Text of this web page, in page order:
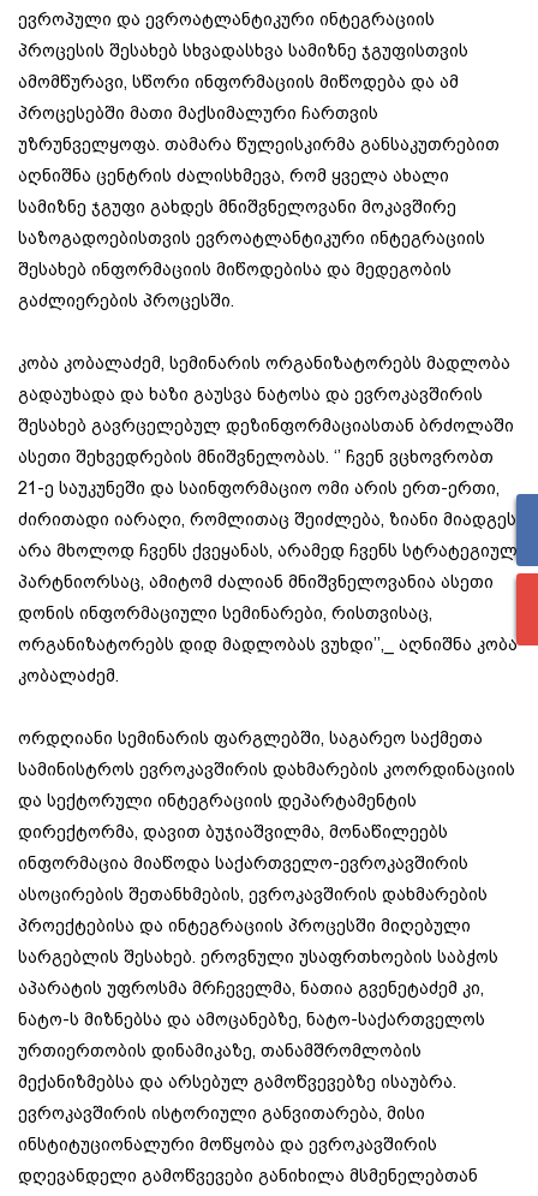
ევროპული და ევროატლანტიკური ინტეგრაციის
პროცესის შესახებ სხვადასხვა სამიზნე ჯგუფისთვის
ამომწურავი, სწორი ინფორმაციის მიწოდება და ამ
პროცესებში მათი მაქსიმალური ჩართვის
უზრუნველყოფა. თამარა წულეისკირმა განსაკუთრებით
აღნიშნა ცენტრის ძალისხმევა, რომ ყველა ახალი
სამიზნე ჯგუფი გახდეს მნიშვნელოვანი მოკავშირე
საზოგადოებისთვის ევროატლანტიკური ინტეგრაციის
შესახებ ინფორმაციის მიწოდებისა და მედეგობის
გაძლიერების პროცესში.
კობა კობალაძემ, სემინარის ორგანიზატორებს მადლობა
გადაუხადა და ხაზი გაუსვა ნატოსა და ევროკავშირის
შესახებ გავრცელებულ დეზინფორმაციასთან ბრძოლაში
ასეთი შეხვედრების მნიშვნელობას. ‘’ ჩვენ ვცხოვრობთ
21-ე საუკუნეში და საინფორმაციო ომი არის ერთ-ერთი,
ძირითადი იარაღი, რომლითაც შეიძლება, ზიანი მიადგეს
არა მხოლოდ ჩვენს ქვეყანას, არამედ ჩვენს სტრატეგიულ
პარტნიორსაც, ამიტომ ძალიან მნიშვნელოვანია ასეთი
დონის ინფორმაციული სემინარები, რისთვისაც,
ორგანიზატორებს დიდ მადლობას ვუხდი’’,_ აღნიშნა კობა
კობალაძემ.
ორდღიანი სემინარის ფარგლებში, საგარეო საქმეთა
სამინისტროს ევროკავშირის დახმარების კოორდინაციის
და სექტორული ინტეგრაციის დეპარტამენტის
დირექტორმა, დავით ბუჯიაშვილმა, მონაწილეებს
ინფორმაცია მიაწოდა საქართველო-ევროკავშირის
ასოცირების შეთანხმების, ევროკავშირის დახმარების
პროექტებისა და ინტეგრაციის პროცესში მიღებული
სარგებლის შესახებ. ეროვნული უსაფრთხოების საბჭოს
აპარატის უფროსმა მრჩეველმა, ნათია გვენეტაძემ კი,
ნატო-ს მიზნებსა და ამოცანებზე, ნატო-საქართველოს
ურთიერთობის დინამიკაზე, თანამშრომლობის
მექანიზმებსა და არსებულ გამოწვევებზე ისაუბრა.
ევროკავშირის ისტორიული განვითარება, მისი
ინსტიტუციონალური მოწყობა და ევროკავშირის
დღევანდელი გამოწვევები განიხილა მსმენელებთან